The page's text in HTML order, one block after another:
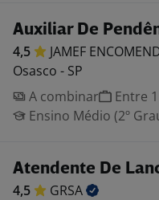
Auxiliar De
4,5 JAMEF
Osasco - SP
A combinar
Entre
Ensino Médio (2º
Atendente De
4,5
GRSA